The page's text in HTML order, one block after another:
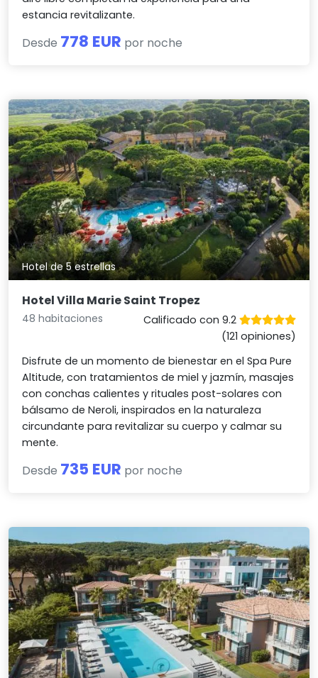
estancia revitalizante.
Desde 778 EUR por noche
Hotel de 5 estrellas
Hotel Villa Marie Saint Tropez
48 habitaciones
Calificado con 9.2
(121 opiniones)
Disfrute de un momento de bienestar en el Spa Pure
Altitude, con tratamientos de miel y jazmín, masajes
con conchas calientes y rituales post-solares con
bálsamo de Neroli, inspirados en la naturaleza
circundante para revitalizar su cuerpo y calmar su
mente.
Desde 735 EUR por noche